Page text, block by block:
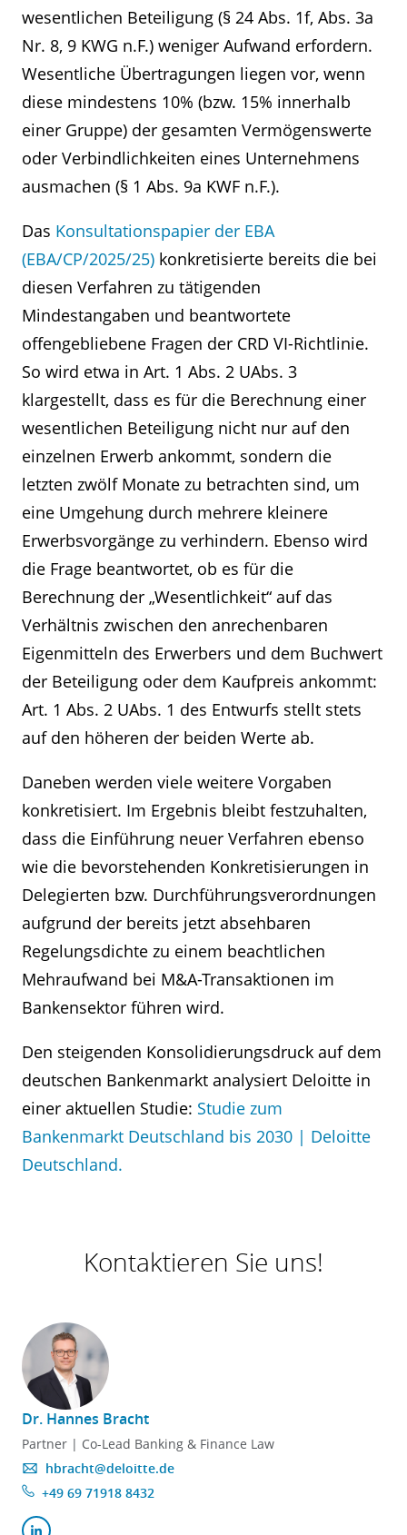
wesentlichen Beteiligung (§ 24 Abs. 1f, Abs. 3a
Nr. 8, 9 KWG n.F.) weniger Aufwand erfordern.
Wesentliche Übertragungen liegen vor, wenn
diese mindestens 10% (bzw. 15% innerhalb
einer Gruppe) der gesamten Vermögenswerte
oder Verbindlichkeiten eines Unternehmens
ausmachen (§ 1 Abs. 9a KWF n.F.).
Das Konsultationspapier der EBA
(EBA/CP/2025/25) konkretisierte bereits die bei
diesen Verfahren zu tätigenden
Mindestangaben und beantwortete
offengebliebene Fragen der CRD VI-Richtlinie.
So wird etwa in Art. 1 Abs. 2 UAbs. 3
klargestellt, dass es für die Berechnung einer
wesentlichen Beteiligung nicht nur auf den
einzelnen Erwerb ankommt, sondern die
letzten zwölf Monate zu betrachten sind, um
eine Umgehung durch mehrere kleinere
Erwerbsvorgänge zu verhindern. Ebenso wird
die Frage beantwortet, ob es für die
Berechnung der „Wesentlichkeit“ auf das
Verhältnis zwischen den anrechenbaren
Eigenmitteln des Erwerbers und dem Buchwert
der Beteiligung oder dem Kaufpreis ankommt:
Art. 1 Abs. 2 UAbs. 1 des Entwurfs stellt stets
auf den höheren der beiden Werte ab.
Daneben werden viele weitere Vorgaben
konkretisiert. Im Ergebnis bleibt festzuhalten,
dass die Einführung neuer Verfahren ebenso
wie die bevorstehenden Konkretisierungen in
Delegierten bzw. Durchführungsverordnungen
aufgrund der bereits jetzt absehbaren
Regelungsdichte zu einem beachtlichen
Mehraufwand bei M&A-Transaktionen im
Bankensektor führen wird.
Den steigenden Konsolidierungsdruck auf dem
deutschen Bankenmarkt analysiert Deloitte in
einer aktuellen Studie: Studie zum
Bankenmarkt Deutschland bis 2030 | Deloitte
Deutschland.
Kontaktieren Sie uns!
Dr. Hannes Bracht
Partner | Co-Lead Banking & Finance Law
hbracht@deloitte.de
+49 69 71918 8432